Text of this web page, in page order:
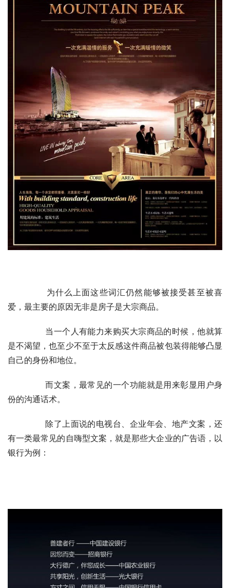
爱，最主要的原因无非是房子是大宗商品。
是不渴望，也至少不至于太反感这件商品被包装得能够凸显
自己的身份和地位。
份的沟通话术。
有一类最常见的自嗨型文案，就是那些大企业的广告语，以
银行为例：